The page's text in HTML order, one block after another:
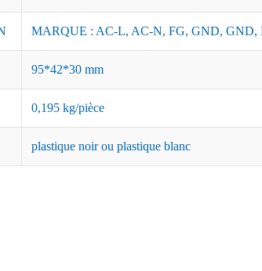
MARQUE : AC-L, AC-N, FG, GND, GND,
95*42*30 mm
0,195 kg/pièce
plastique noir ou plastique blanc